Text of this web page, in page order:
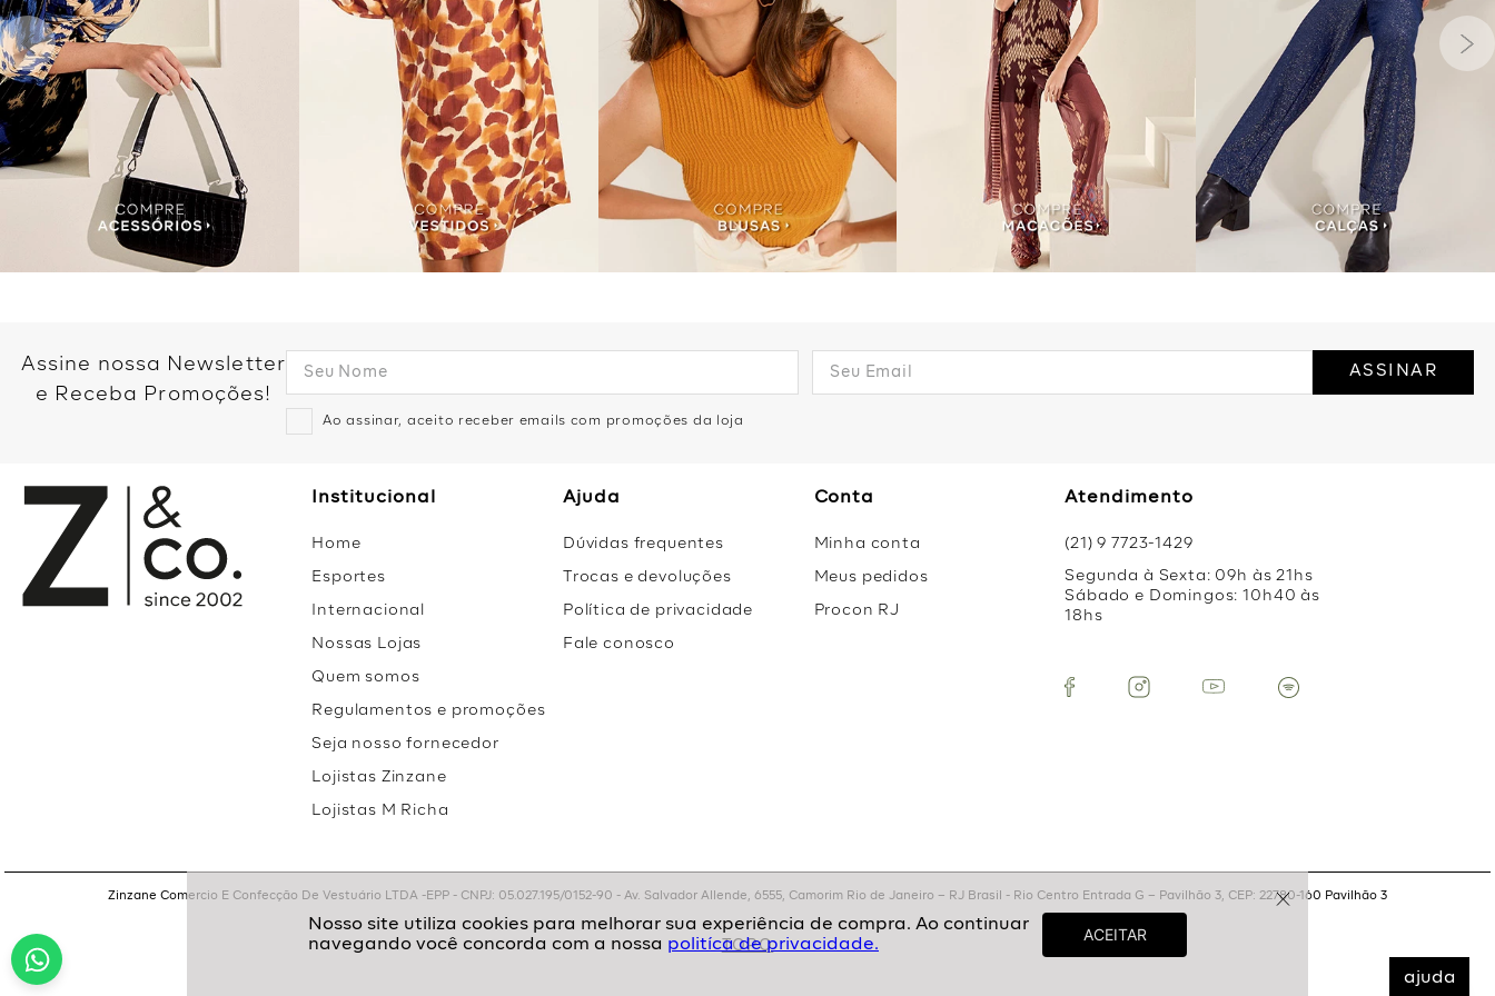
ajuda
politíca de privacidade.
Assine nossa Newsletter
e Receba Promoções!
Ao assinar, aceito receber emails com promoções da loja
ASSINAR
Institucional
Home
Esportes
Internacional
Nossas Lojas
Quem somos
Regulamentos e promoções
Seja nosso fornecedor
Lojistas Zinzane
Lojistas M Richa
Ajuda
Dúvidas frequentes
Trocas e devoluções
Política de privacidade
Fale conosco
Conta
Minha conta
Meus pedidos
Procon RJ
Atendimento
(21) 9 7723-1429
Segunda à Sexta: 09h às 21hs
Sábado e Domingos: 10h40 às
18hs
Zinzane Comercio E Confecção De Vestuário LTDA -EPP - CNPJ: 05.027.195/0152-90 - Av. Salvador Allende, 6555, Camorim Rio de Janeiro – RJ Brasil - Rio Centro Entrada G – Pavilhão 3, CEP: 22780-160 Pavilhão 3
TOPO